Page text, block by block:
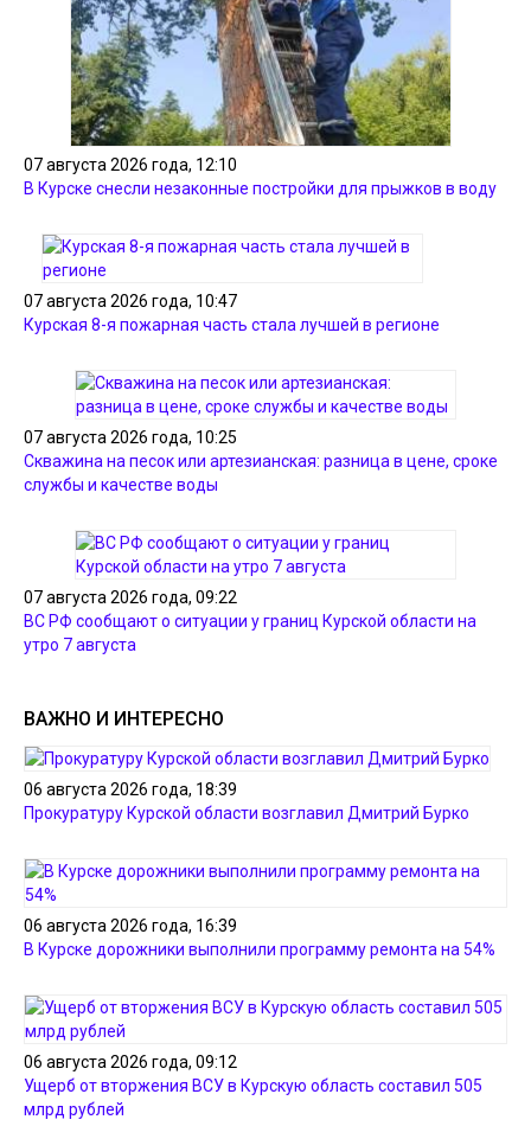
07 августа 2026 года, 12:10
В Курске снесли незаконные постройки для прыжков в воду
07 августа 2026 года, 10:47
Курская 8-я пожарная часть стала лучшей в регионе
07 августа 2026 года, 10:25
Скважина на песок или артезианская: разница в цене, сроке
службы и качестве воды
07 августа 2026 года, 09:22
ВС РФ сообщают о ситуации у границ Курской области на
утро 7 августа
ВАЖНО И ИНТЕРЕСНО
06 августа 2026 года, 18:39
Прокуратуру Курской области возглавил Дмитрий Бурко
06 августа 2026 года, 16:39
В Курске дорожники выполнили программу ремонта на 54%
06 августа 2026 года, 09:12
Ущерб от вторжения ВСУ в Курскую область составил 505
млрд рублей